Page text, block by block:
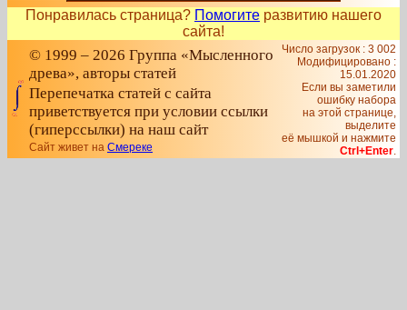
Понравилась страница? Помогите развитию нашего
сайта!
© 1999 – 2026 Группа «Мысленного
древа», авторы статей
Перепечатка статей с сайта
приветствуется при условии ссылки
(гиперссылки) на наш сайт
Сайт живет на Смереке
Число загрузок : 3 002
Модифицировано :
15.01.2020
Если вы заметили
ошибку набора
на этой странице,
выделите
её мышкой и нажмите
Ctrl+Enter.